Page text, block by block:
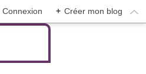
Connexion + Créer mon blog